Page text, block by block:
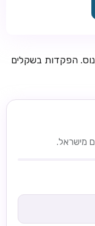
הפקדות בשקלים